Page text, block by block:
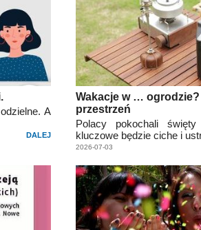
A
DALEJ
Wakacje w …
przestrzeń
Polacy pokochali
kluczowe będzie ciche i
2026-07-03